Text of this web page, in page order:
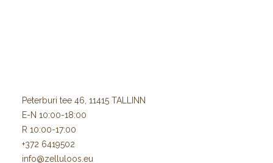
Peterburi tee 46, 11415 TALLINN
E-N 10:00-18:00
R 10:00-17:00
+372 6419502
info@zelluloos.eu